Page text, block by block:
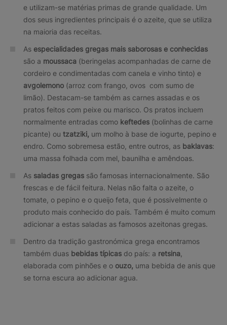
e utilizam-se matérias primas de grande qualidade. Um
dos seus ingredientes principais é o azeite, que se utiliza
na maioria das receitas.
As especialidades gregas mais saborosas e conhecidas
são a moussaca (beringelas acompanhadas de carne de
cordeiro e condimentadas com canela e vinho tinto) e
avgolemono (arroz com frango, ovos com sumo de
limão). Destacam-se também as carnes assadas e os
pratos feitos com peixe ou marisco. Os pratos incluem
normalmente entradas como keftedes (bolinhas de carne
picante) ou tzatziki, um molho à base de iogurte, pepino e
endro. Como sobremesa estão, entre outros, as baklavas:
uma massa folhada com mel, baunilha e amêndoas.
As saladas gregas são famosas internacionalmente. São
frescas e de fácil feitura. Nelas não falta o azeite, o
tomate, o pepino e o queijo feta, que é possivelmente o
produto mais conhecido do país. Também é muito comum
adicionar a estas saladas as famosos azeitonas gregas.
Dentro da tradição gastronómica grega encontramos
também duas bebidas típicas do país: a retsina,
elaborada com pinhões e o ouzo, uma bebida de anis que
se torna escura ao adicionar agua.